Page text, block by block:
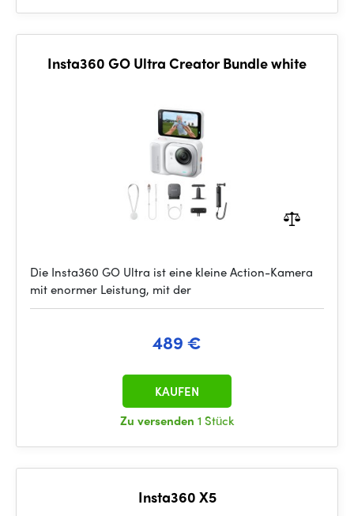
Insta360 GO Ultra Creator Bundle white
Die Insta360 GO Ultra ist eine kleine Action-Kamera
mit enormer Leistung, mit der
489 €
Zu versenden 1 Stück
KAUFEN
Insta360 X5